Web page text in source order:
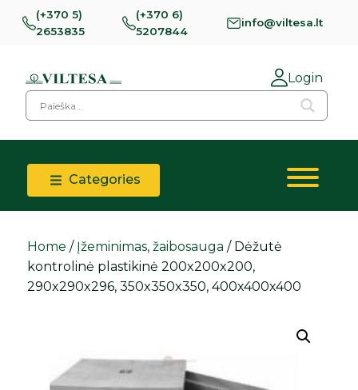
(+370 5)
2653835
(+370 6)
5207844
info@viltesa.lt
Login
Categories
Home / Įžeminimas, žaibosauga / Dėžutė
kontrolinė plastikinė 200x200x200,
290x290x296, 350x350x350, 400x400x400